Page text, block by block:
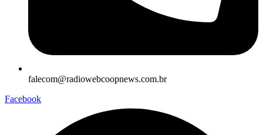
falecom@radiowebcoopnews.com.br
Facebook